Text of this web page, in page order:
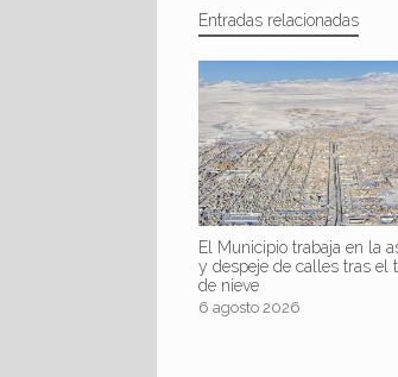
Entradas relacionadas
El Municipio trabaja en la
y despeje de calles tras el
de nieve
6 agosto 2026